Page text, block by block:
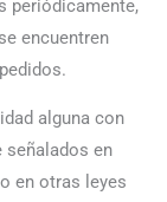
periódicamente,
encuentren
alguna con
señalados en
en otras leyes